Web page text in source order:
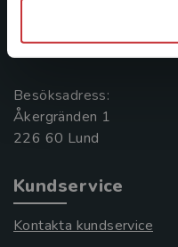
221 00 Lund
Besöksadress:
Åkergränden 1
Kundservice
Kontakta kundservice